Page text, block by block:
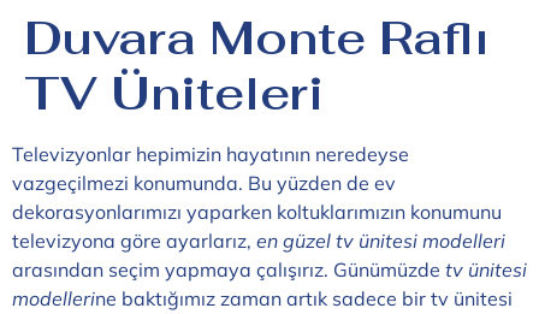
Duvara Monte Raflı
TV Üniteleri
Televizyonlar hepimizin hayatının neredeyse
vazgeçilmezi konumunda. Bu yüzden de ev
dekorasyonlarımızı yaparken koltuklarımızın konumunu
televizyona göre ayarlarız, en güzel tv ünitesi modelleri
arasından seçim yapmaya çalışırız. Günümüzde tv ünitesi
modellerine baktığımız zaman artık sadece bir tv ünitesi